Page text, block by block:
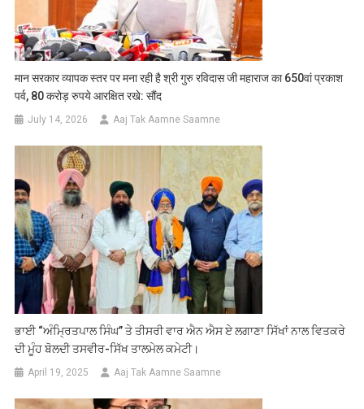
मान सरकार व्यापक स्तर पर मना रही है श्री गुरु रविदास जी महाराज का 650वां प्रकाश
पर्व, 80 करोड़ रुपये आरक्षित रखे: सौंद
July 14, 2026 Aaj Tak Aamne Saamne
ਭਾਈ “ਅੰਮ੍ਰਿਤਪਾਲ ਸਿੰਘ” ਤੇ ਤੀਸਰੀ ਵਾਰ ਐਨ ਐਸ ਏ ਲਗਾਣਾ ਸਿੱਖਾਂ ਨਾਲ ਵਿਤਕਰੇ
ਦੀ ਮੂੰਹ ਬੋਲਦੀ ਤਸਵੀਰ-ਸਿੱਖ ਤਾਲਮੇਲ ਕਮੇਟੀ।
April 19, 2025 Aaj Tak Aamne Saamne